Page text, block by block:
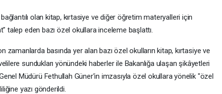
olan kitap, kırtasiye ve diğer öğretim materyalleri için
talep eden bazı özel okullara inceleme başlattı.
zamanlarda basında yer alan bazı özel okulların kitap, kırtasiye ve
sundukları yönündeki haberler ile Bakanlığa ulaşan şikâyetleri
Müdürü Fethullah Güner'in imzasıyla özel okullara yönelik "özel
yazı gönderildi.